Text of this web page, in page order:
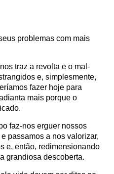
problemas com mais
traz a revolta e o mal-
e, simplesmente,
fazer hoje para
mais porque o
faz-nos erguer nossos
passamos a nos valorizar,
e, então, redimensionando
grandiosa descoberta.